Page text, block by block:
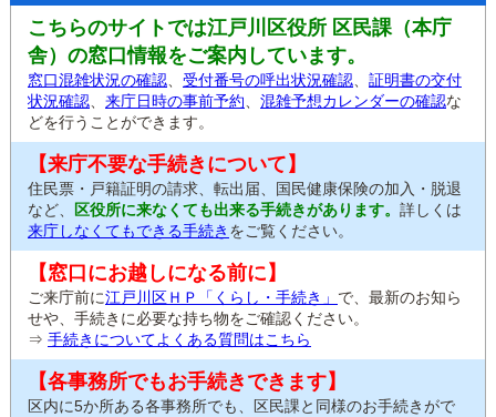
こちらのサイトでは江戸川区役所 区民課（本庁
舎）の窓口情報をご案内しています。
窓口混雑状況の確認 受付番号の呼出状況確認
証明書の交付
状況確認
来庁日時の事前予約 混雑予想カレンダーの確認な
どを行うことができます。
【来庁不要な手続きについて】
住民票・戸籍証明の請求、転出届、国民健康保険の加入・脱退
など、
区役所に来なくても出来る手続きがあります。 詳しくは
来庁しなくてもできる手続き をご覧ください。
【窓口にお越しになる前に】
ご来庁前に江戸川区ＨＰ「くらし・手続き」 で、最新のお知ら
せや、手続きに必要な持ち物をご確認ください。
⇒ 手続きについてよくある質問はこちら
【各事務所でもお手続きできます】
区内に5か所ある各事務所でも、区民課と同様のお手続きがで